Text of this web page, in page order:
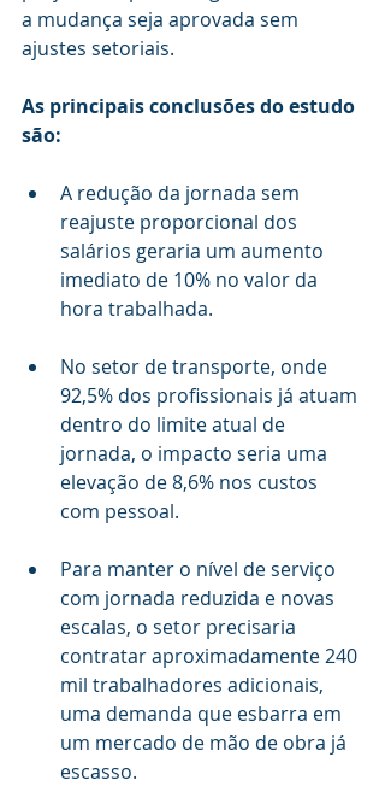
a mudança seja aprovada sem
ajustes setoriais.
As principais conclusões do estudo
são:
A redução da jornada sem
reajuste proporcional dos
salários geraria um aumento
imediato de 10% no valor da
hora trabalhada.
No setor de transporte, onde
92,5% dos profissionais já atuam
dentro do limite atual de
jornada, o impacto seria uma
elevação de 8,6% nos custos
com pessoal.
Para manter o nível de serviço
com jornada reduzida e novas
escalas, o setor precisaria
contratar aproximadamente 240
mil trabalhadores adicionais,
uma demanda que esbarra em
um mercado de mão de obra já
escasso.